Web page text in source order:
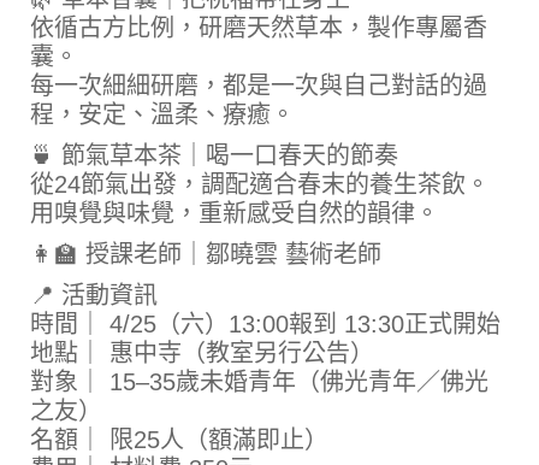
依循古方比例，研磨天然草本，製作專屬香
囊。
每一次細細研磨，都是一次與自己對話的過
程，安定、溫柔、療癒。
🍵 節氣草本茶｜喝一口春天的節奏
從24節氣出發，調配適合春末的養生茶飲。
用嗅覺與味覺，重新感受自然的韻律。
👩‍🏫 授課老師｜鄒曉雲 藝術老師
📍 活動資訊
時間｜ 4/25（六）13:00報到 13:30正式開始
地點｜ 惠中寺（教室另行公告）
對象｜ 15–35歲未婚青年（佛光青年／佛光
之友）
名額｜ 限25人（額滿即止）